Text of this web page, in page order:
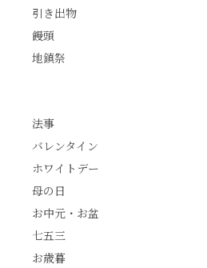
こです。次はあなたを
🚕✨ #京都西山旅感 #京
都西山 #おもてなしタク
こごろ #勝持寺 #正法寺
#善峯寺 #あじさい #あ
じさい供養 #遊龍の松 #
清竹 #なかの邸 #小倉山
荘 #京都観光 #西京区 #
大原野
引き出物
饅頭
地鎮祭
法事
バレンタイン
ホワイトデー
母の日
お中元・お盆
七五三
お歳暮